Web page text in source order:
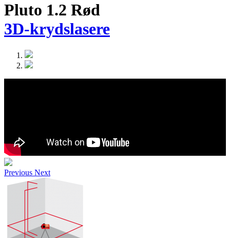
Pluto 1.2 Rød
3D-krydslasere
Previous Next